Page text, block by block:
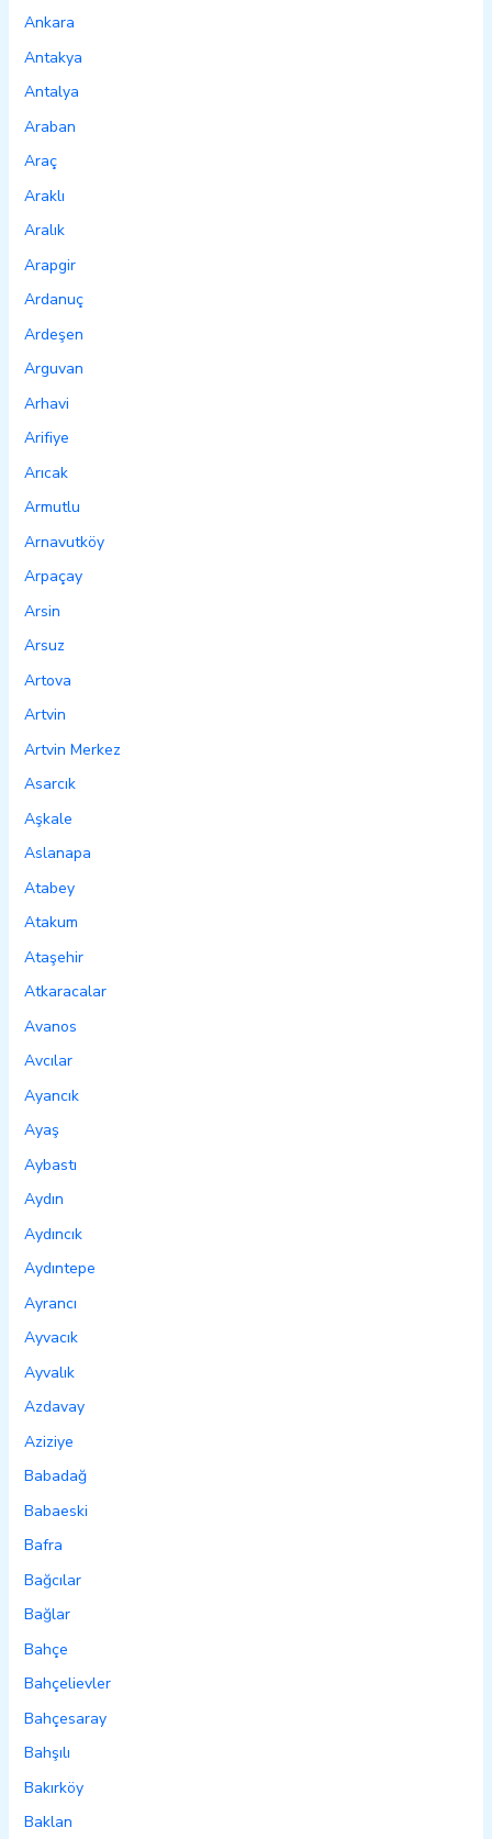
Ankara
Antakya
Antalya
Araban
Araç
Araklı
Aralık
Arapgir
Ardanuç
Ardeşen
Arguvan
Arhavi
Arifiye
Arıcak
Armutlu
Arnavutköy
Arpaçay
Arsin
Arsuz
Artova
Artvin
Artvin Merkez
Asarcık
Aşkale
Aslanapa
Atabey
Atakum
Ataşehir
Atkaracalar
Avanos
Avcılar
Ayancık
Ayaş
Aybastı
Aydın
Aydıncık
Aydıntepe
Ayrancı
Ayvacık
Ayvalık
Azdavay
Aziziye
Babadağ
Babaeski
Bafra
Bağcılar
Bağlar
Bahçe
Bahçelievler
Bahçesaray
Bahşılı
Bakırköy
Baklan